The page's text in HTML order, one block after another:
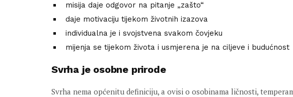
misija daje odgovor na pitanje „zašto“
daje motivaciju tijekom životnih izazova
individualna je i svojstvena svakom čovjeku
mijenja se tijekom života i usmjerena je na ciljeve i budućnost
Svrha je osobne prirode
Svrha nema općenitu definiciju, a ovisi o osobinama ličnosti,